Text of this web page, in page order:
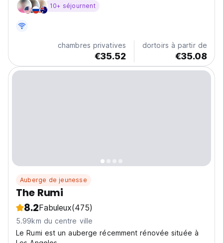
10+ séjournent
chambres privatives
€35.52
dortoirs à partir de
€35.08
Auberge de jeunesse
The Rumi
8.2Fabuleux(475)
5.99km du centre ville
Le Rumi est un auberge récemment rénovée située à